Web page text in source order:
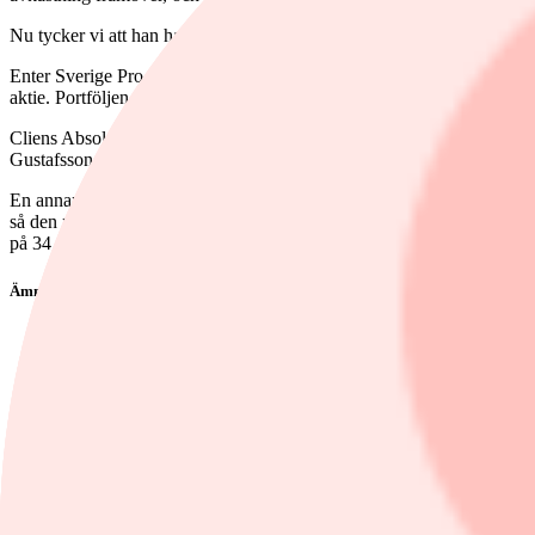
Nu tycker vi att han har levt upp till våra förväntningar och förtjänar
Enter Sverige Pro förvaltas av Johan Bornstein. Fonden är en
aktie. Portföljen är koncentrerad och antalet innehav uppgår till 26
Cliens Absolut Aktier Sverige har betydligt mer
Gustafsson för sina goda förvaltningsresultat. För placera.nu kom
En annan fond som vi har rekommenderat tidigare är Tangent.
så den passar inte de riktigt aktiva. Tangent tenderar att svänga
på 34 procent, vilket är betydligt högre än snittet för fondkategorin
Ämnen i artikeln
fonder
Enter Sverige Hållbar Tillväxt A
Skandia Cancerfonden